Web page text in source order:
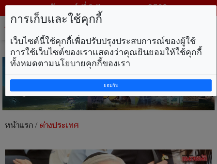
วันเสาร์ ที่ 8 สิงหาคม พ.ศ. 2569
หน้าแรก/ต่างประเทศ
การเก็บและใช้คุกกี้
เว็บไซต์นี้ใช้คุกกี้เพื่อปรับปรุงประสบการณ์ของผู้ใช้
การใช้เว็บไซต์ของเราแสดงว่าคุณยินยอมให้ใช้คุกกี้
ทั้งหมดตามนโยบายคุกกี้ของเรา
ยอมรับ